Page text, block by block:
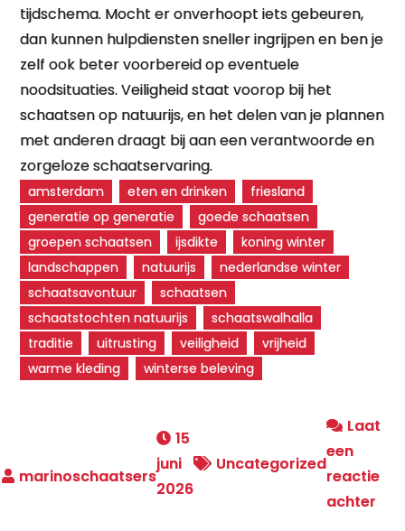
tijdschema. Mocht er onverhoopt iets gebeuren,
dan kunnen hulpdiensten sneller ingrijpen en ben je
zelf ook beter voorbereid op eventuele
noodsituaties. Veiligheid staat voorop bij het
schaatsen op natuurijs, en het delen van je plannen
met anderen draagt bij aan een verantwoorde en
zorgeloze schaatservaring.
amsterdam eten en drinken
friesland
generatie op generatie
goede schaatsen
groepen schaatsen
ijsdikte
koning winter
landschappen
natuurijs
nederlandse winter
schaatsavontuur
schaatsen
schaatstochten natuurijs
schaatswalhalla
traditie
uitrusting veiligheid
vrijheid
warme kleding
winterse beleving
15
juni
2026
Uncategorized
Laat
een
reactie
achter